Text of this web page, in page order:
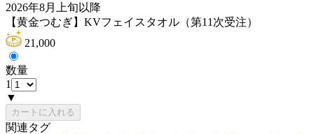
2026年8月上旬以降
【黄金つむぎ】KVフェイスタオル（第11次受注）
21,000
数量
1
▼
カートに入れる
関連タグ